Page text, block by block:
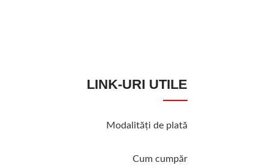
LINK-URI UTILE
Modalităţi de plată
Cum cumpăr